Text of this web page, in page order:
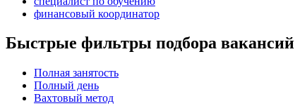
финансовый координатор
Быстрые фильтры подбора вакансий
Полная занятость
Полный день
Вахтовый метод